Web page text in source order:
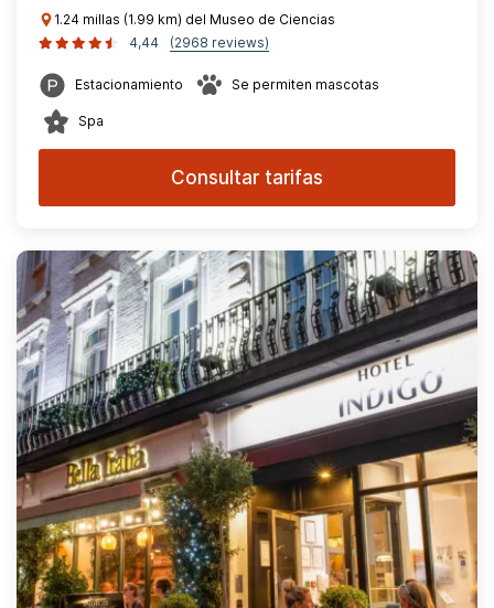
1.24 millas (1.99 km) del Museo de Ciencias
4,44
(2968 reviews)
Estacionamiento Se permiten mascotas
Spa
Consultar tarifas